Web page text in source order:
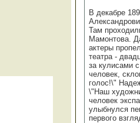
В декабре
Там
Мамонтова.
актеры
театра -
за кулисами
человек,
голос!\"
\"Наш
человек
улыбнулся
первого